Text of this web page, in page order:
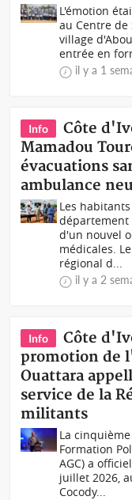
L'émotion
au Centre de
village
entrée en
il y a 1
Info
Côte
Mamadou
évacuations
ambulance
Les
département
d'un nouvel
médicales.
régional d...
il y a 2
Info
Côte
promotion de
Ouattara
service de la
militants
La
Formation
AGC) a
juillet 2026,
Cocody...